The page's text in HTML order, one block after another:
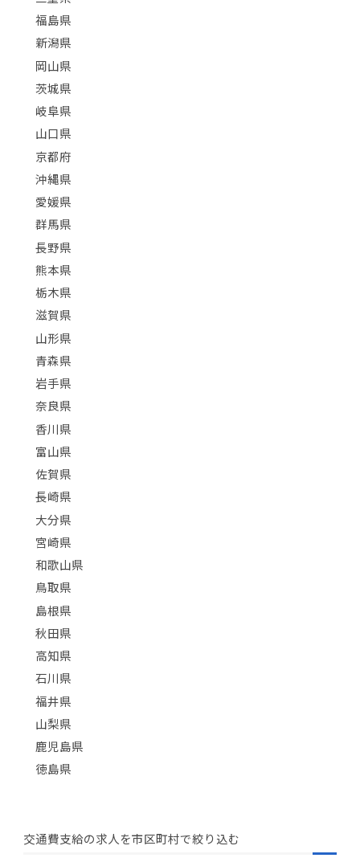
福島県
新潟県
岡山県
茨城県
岐阜県
山口県
京都府
沖縄県
愛媛県
群馬県
長野県
熊本県
栃木県
滋賀県
山形県
青森県
岩手県
奈良県
香川県
富山県
佐賀県
長崎県
大分県
宮崎県
和歌山県
鳥取県
島根県
秋田県
高知県
石川県
福井県
山梨県
鹿児島県
徳島県
交通費支給の求人を市区町村で絞り込む